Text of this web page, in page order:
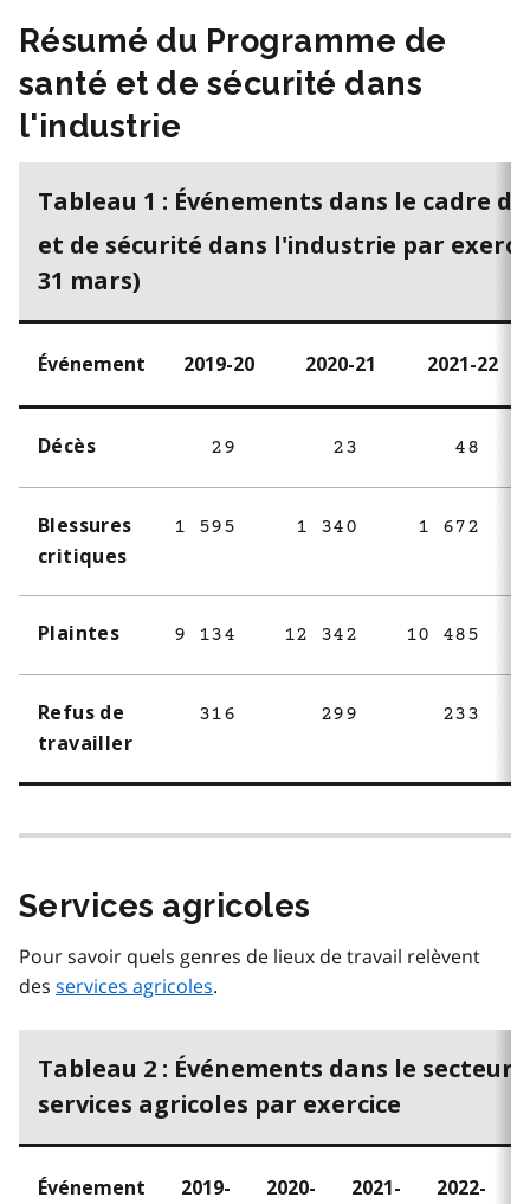
Résumé du Programme de
santé et de sécurité dans
l'industrie
Tableau 1 : Événements dans le cadre
et de sécurité dans l'industrie par
31 mars)
Événement 2019-20 2020-21 2021-22
Décès 29 23 48
Blessures
critiques
1 595 1 340 1 672
Plaintes 9 134 12 342 10 485
Refus de
travailler
316 299 233
Services agricoles
Pour savoir quels genres de lieux de travail relèvent
des services agricoles.
Tableau 2 : Événements dans le secteur
services agricoles par exercice
Événement
2019-
2020-
2021-
2022-